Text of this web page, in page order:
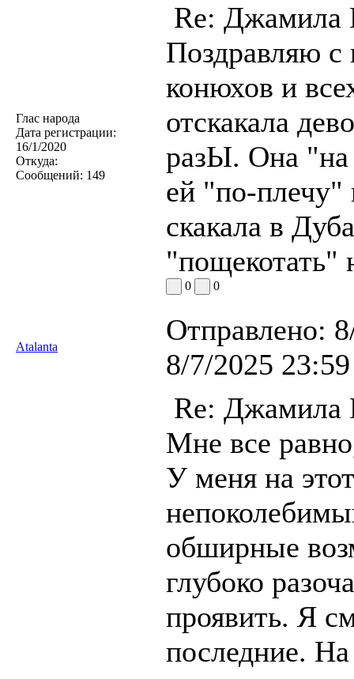
Глас народа
Дата регистрации:
16/1/2020
Откуда:
Сообщений: 149
Re:
Поздравляю с
конюхов и
отскакала
разЫ. Она "на
ей "по-плечу"
скакала в
0 0
Atalanta
Отправлено:
8/7/2025 23:59
Re:
Мне все
У меня на
обширные
глубоко
проявить. Я
последние.